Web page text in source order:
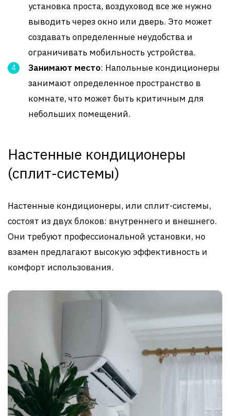
установка проста, воздуховод все же нужно
выводить через окно или дверь. Это может
создавать определенные неудобства и
ограничивать мобильность устройства.
Занимают место: Напольные кондиционеры
занимают определенное пространство в
комнате, что может быть критичным для
небольших помещений.
Настенные кондиционеры
(сплит-системы)
Настенные кондиционеры, или сплит-системы,
состоят из двух блоков: внутреннего и внешнего.
Они требуют профессиональной установки, но
взамен предлагают высокую эффективность и
комфорт использования.